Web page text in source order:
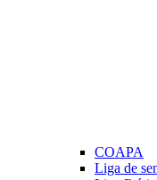
COAPA
Liga de